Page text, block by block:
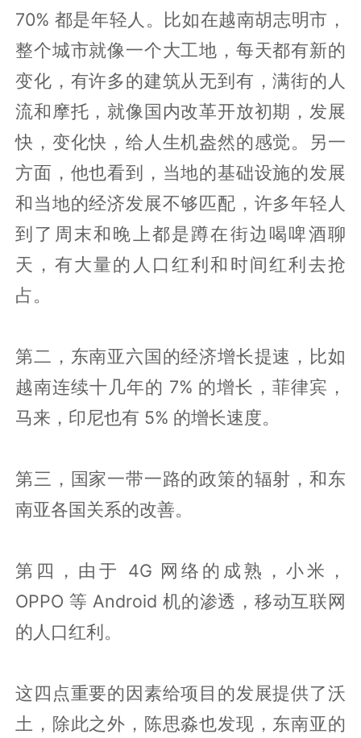
70% 都是年轻人。比如在越南胡志明市，
整个城市就像一个大工地，每天都有新的
变化，有许多的建筑从无到有，满街的人
流和摩托，就像国内改革开放初期，发展
快，变化快，给人生机盎然的感觉。另一
方面，他也看到，当地的基础设施的发展
和当地的经济发展不够匹配，许多年轻人
到了周末和晚上都是蹲在街边喝啤酒聊
天，有大量的人口红利和时间红利去抢
占。
第二，东南亚六国的经济增长提速，比如
越南连续十几年的 7% 的增长，菲律宾，
马来，印尼也有 5% 的增长速度。
第三，国家一带一路的政策的辐射，和东
南亚各国关系的改善。
第四，由于 4G 网络的成熟，小米，
OPPO 等 Android 机的渗透，移动互联网
的人口红利。
这四点重要的因素给项目的发展提供了沃
土，除此之外，陈思淼也发现，东南亚的